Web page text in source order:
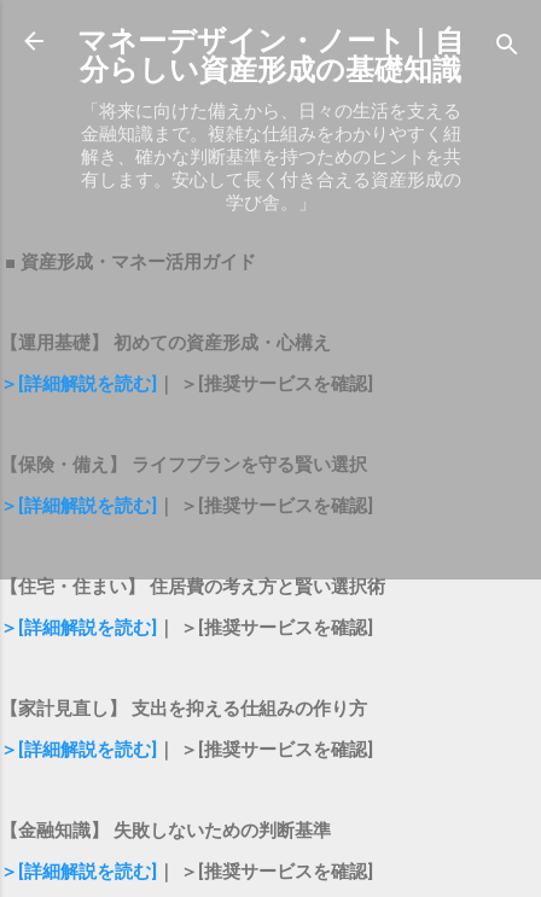
スキップしてメイン コンテンツに移動
マネーデザイン・ノート｜自
分らしい資産形成の基礎知識
「将来に向けた備えから、日々の生活を支える
金融知識まで。複雑な仕組みをわかりやすく紐
解き、確かな判断基準を持つためのヒントを共
有します。安心して長く付き合える資産形成の
学び舎。」
■ 資産形成・マネー活用ガイド
【運用基礎】 初めての資産形成・心構え
＞[詳細解説を読む]
｜ ＞[推奨サービスを確認]
【保険・備え】 ライフプランを守る賢い選択
＞[詳細解説を読む]
｜ ＞[推奨サービスを確認]
【住宅・住まい】 住居費の考え方と賢い選択術
＞[詳細解説を読む]
｜ ＞[推奨サービスを確認]
【家計見直し】 支出を抑える仕組みの作り方
＞[詳細解説を読む]
｜ ＞[推奨サービスを確認]
【金融知識】 失敗しないための判断基準
＞[詳細解説を読む]
｜ ＞[推奨サービスを確認]